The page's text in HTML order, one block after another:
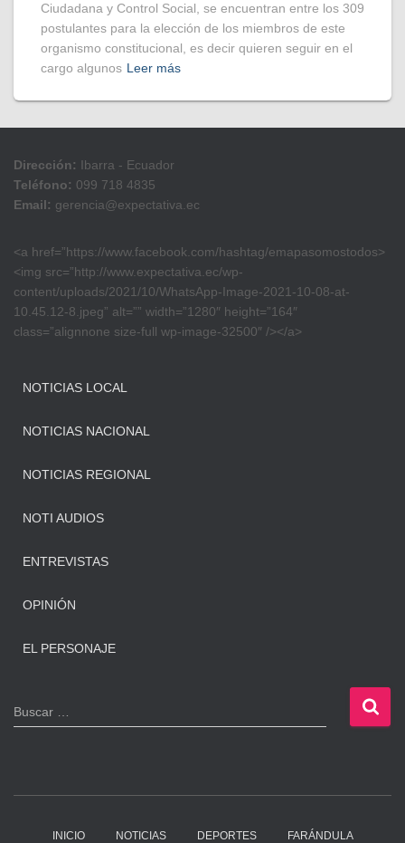
Ciudadana y Control Social, se encuentran entre los 309
postulantes para la elección de los miembros de este
organismo constitucional, es decir quieren seguir en el
cargo algunos Leer más
Dirección: Ibarra - Ecuador
Teléfono: 099 718 4835
Email: gerencia@expectativa.ec
<a href=”https://www.facebook.com/hashtag/emapasomostodos>
<img src=”http://www.expectativa.ec/wp-
content/uploads/2021/10/WhatsApp-Image-2021-10-08-at-
10.45.12-8.jpeg” alt=”” width=”1280″ height=”164″
class=”alignnone size-full wp-image-32500″ /></a>
NOTICIAS LOCAL
NOTICIAS NACIONAL
NOTICIAS REGIONAL
NOTI AUDIOS
ENTREVISTAS
OPINIÓN
EL PERSONAJE
B
u
Buscar …
INICIO NOTICIAS DEPORTES FARÁNDULA